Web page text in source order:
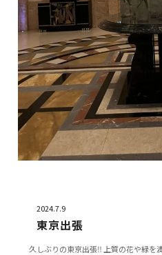
2024.7.9
東京出張
久しぶりの東京出張‼️ 上質の花や緑